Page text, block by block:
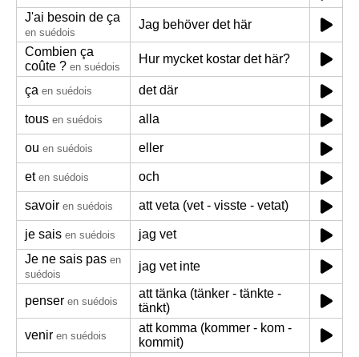
J'ai besoin de ça
en suédois
Jag behöver det här
Combien ça
coûte ? en suédois
Hur mycket kostar det här?
ça en suédois det där
tous en suédois alla
ou en suédois eller
et en suédois och
savoir en suédois att veta (vet - visste - vetat)
je sais en suédois
jag vet
Je ne sais pas en
suédois
jag vet inte
penser en suédois
att tänka (tänker - tänkte -
tänkt)
venir en suédois
att komma (kommer - kom -
kommit)